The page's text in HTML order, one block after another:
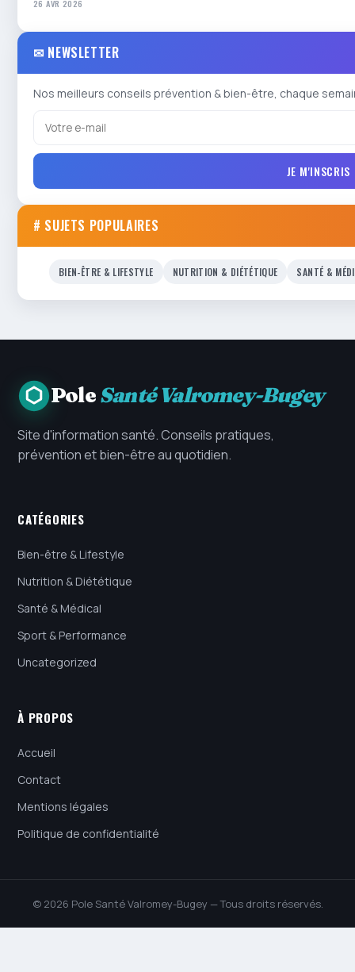
26 AVR 2026
✉ NEWSLETTER
Nos meilleurs conseils prévention & bien-être, chaque
JE M'INSCRIS
# SUJETS POPULAIRES
BIEN-ÊTRE & LIFESTYLE NUTRITION & DIÉTÉTIQUE SANTÉ &
PoleSanté Valromey-Bugey
Site d'information santé. Conseils pratiques,
prévention et bien-être au quotidien.
CATÉGORIES
Bien-être & Lifestyle
Nutrition & Diététique
Santé & Médical
Sport & Performance
Uncategorized
À PROPOS
Accueil
Contact
Mentions légales
Politique de confidentialité
© 2026 Pole Santé Valromey-Bugey — Tous droits réservés.